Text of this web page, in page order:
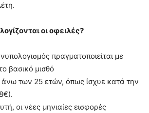
οι οφειλές?
πραγματοποιείται με
βασικό μισθό
των 25 ετών, όπως ίσχυε κατά την
οι νέες μηνιαίες εισφορές